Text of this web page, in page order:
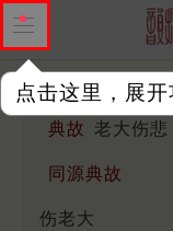
点击这里，展
典故 老大伤悲
同源典故
伤老大